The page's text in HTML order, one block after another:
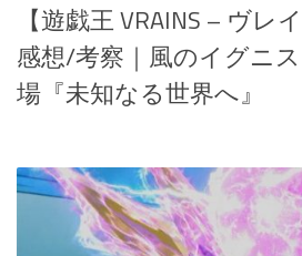
【遊戯王 VRAINS – ヴレ
感想/考察｜風のイグニ
場『未知なる世界へ』